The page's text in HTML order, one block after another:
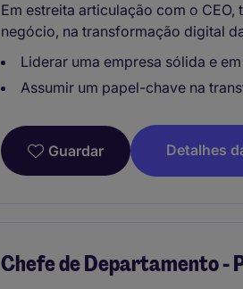
Em estreita articulação com o
negócio, na transformação digital
Liderar uma empresa sólida e
Assumir um papel-chave na
Guardar Detalhes
Chefe de Departamento -